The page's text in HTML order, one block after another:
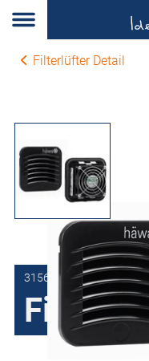
Filterlüfter Detail
3156-0092-23-00